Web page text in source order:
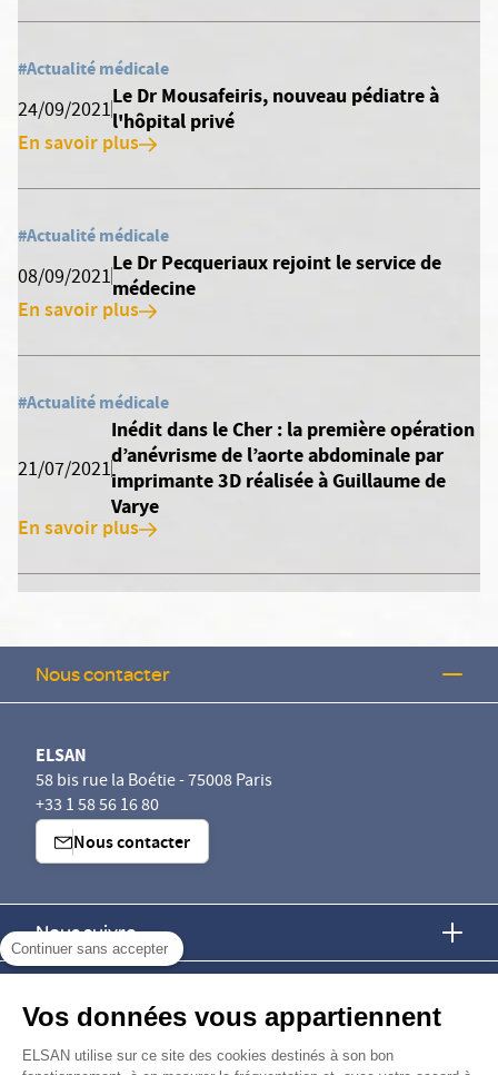
Continuer sans accepter
Vos données vous appartiennent
ELSAN utilise sur ce site des cookies destinés à son bon
#Actualité médicale
24/09/2021
Le Dr Mousafeiris, nouveau pédiatre à
l'hôpital privé
En savoir plus
#Actualité médicale
08/09/2021
Le Dr Pecqueriaux rejoint le service de
médecine
En savoir plus
#Actualité médicale
21/07/2021
Inédit dans le Cher : la première opération
d’anévrisme de l’aorte abdominale par
imprimante 3D réalisée à Guillaume de
Varye
En savoir plus
Nous contacter
ELSAN
58 bis rue la Boétie - 75008 Paris
+33 1 58 56 16 80
Nous contacter
Nous suivre
Nous rejoindre